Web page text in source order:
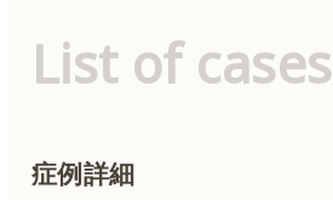
List of cases
症例詳細